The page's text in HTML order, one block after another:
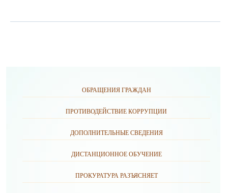
ОБРАЩЕНИЯ ГРАЖДАН
ПРОТИВОДЕЙСТВИЕ КОРРУПЦИИ
ДОПОЛНИТЕЛЬНЫЕ СВЕДЕНИЯ
ДИСТАНЦИОННОЕ ОБУЧЕНИЕ
ПРОКУРАТУРА РАЗЪЯСНЯЕТ